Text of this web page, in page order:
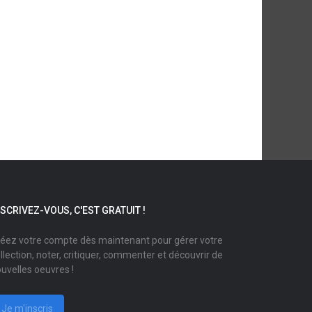
VOUS, C'EST GRATUIT !
votre compte dès maintenant pour gérer votre
noter, critiquer, commenter et découvrir de
oeuvres !
Je m'inscris